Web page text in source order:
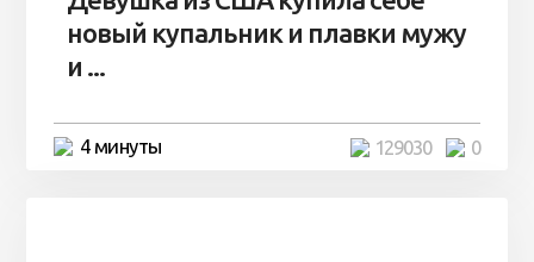
новый купальник и плавки мужу
и ...
4 минуты 0
129030